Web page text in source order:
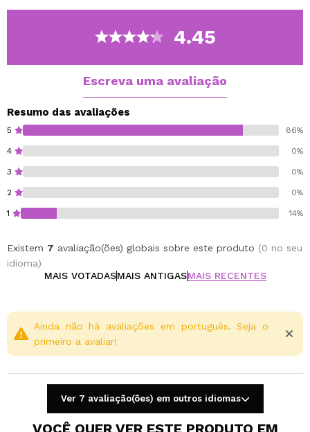
Lápis de sobrancelha: Aplique o produto deixando a
ponta do dente de tubarão criar a aparência de pêlos
nas sobrancelhas.
Cruelty free.
Vegan.
4.45
Escreva uma avaliação
Resumo das avaliações
5 86%
4 0%
3 0%
2 0%
1 14%
Existem 7 avaliação(ões) globais sobre este produto (0 no seu
idioma)
MAIS VOTADASMAIS ANTIGASMAIS RECENTES
Ainda não há avaliações em português. Seja o
primeiro a avaliar!
Ver 7 avaliação(ões) em outros idiomas
VOCÊ QUER VER ESTE PRODUTO EM